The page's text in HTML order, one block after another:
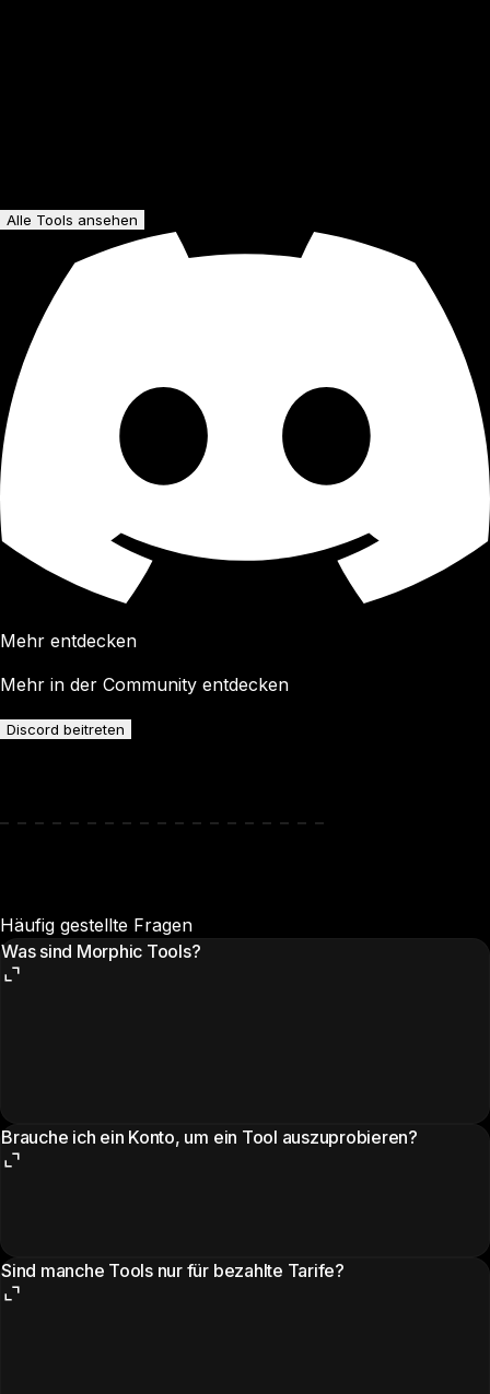
Alle Tools ansehen
Mehr entdecken
Mehr in der Community entdecken
Discord beitreten
Häufig gestellte Fragen
Was sind Morphic Tools?
Brauche ich ein Konto, um ein Tool auszuprobieren?
Sind manche Tools nur für bezahlte Tarife?